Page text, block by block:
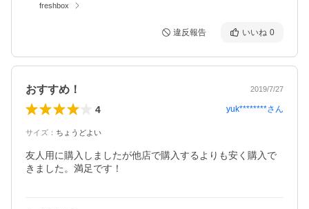
freshbox
違反報告 いいね 0
おすすめ！ 2019/7/27
4 yuk********さん
サイズ ： ちょうどよい
友人用に購入しましたが他店で購入するよりも安く購入で
きました。満足です！